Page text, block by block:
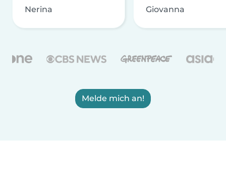
Nerina Giovanna
Melde mich an!